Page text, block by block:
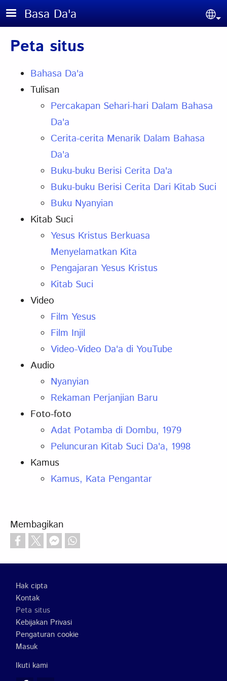
Skip to main content
Basa Da'a
Peta situs
Bahasa Da'a
Tulisan
Percakapan Sehari-hari Dalam Bahasa
Da'a
Cerita-cerita Menarik Dalam Bahasa
Da'a
Buku-buku Berisi Cerita Da'a
Buku-buku Berisi Cerita Dari Kitab Suci
Buku Nyanyian
Kitab Suci
Yesus Kristus Berkuasa
Menyelamatkan Kita
Pengajaran Yesus Kristus
Kitab Suci
Video
Film Yesus
Film Injil
Video-Video Da'a di YouTube
Audio
Nyanyian
Rekaman Perjanjian Baru
Foto-foto
Adat Potamba di Dombu, 1979
Peluncuran Kitab Suci Da'a, 1998
Kamus
Kamus, Kata Pengantar
Membagikan
Footer
Hak cipta
Kontak
Peta situs
Kebijakan Privasi
Pengaturan cookie
Masuk
Ikuti kami